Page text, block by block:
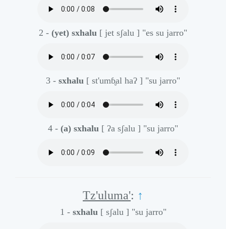
2 - (yet) sxhalu [ jet sʃalu ] "es su jarro"
3 - sxhalu [ st'umɓ̥al haʔ ] "su jarro"
4 - (a) sxhalu [ ʔa sʃalu ] "su jarro"
Tz'uluma': ↑
1 - sxhalu [ sʃalu ] "su jarro"